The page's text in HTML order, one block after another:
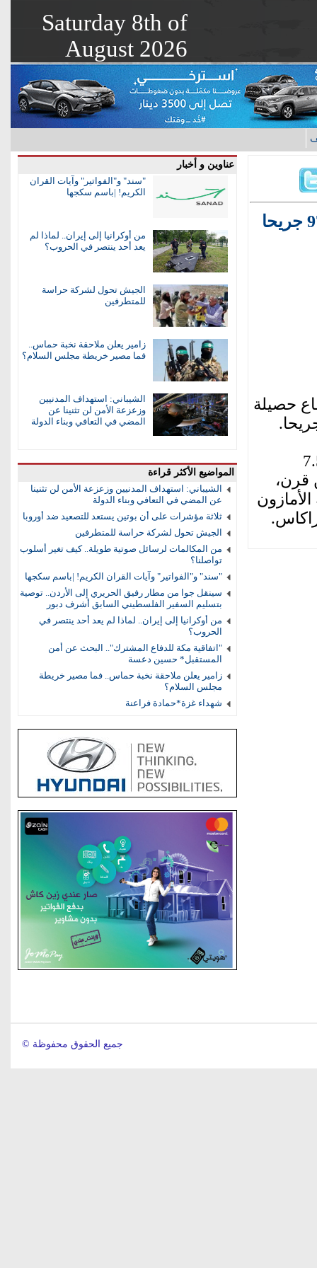
Saturday 8th of
August 2026
عناوين و أخبار
"سند" و"الفواتير" وآيات القران
الكريم! |باسم سكجها
من أوكرانيا إلى إيران.. لماذا لم
يعد أحد ينتصر في الحروب؟
الجيش تحول لشركة حراسة
للمتطرفين
زامير يعلن ملاحقة نخبة حماس..
فما مصير خريطة مجلس السلام؟
الشيباني: استهداف المدنيين
وزعزعة الأمن لن تثنينا عن
المضي في التعافي وبناء الدولة
المواضيع الأكثر قراءة
الشيباني: استهداف المدنيين وزعزعة الأمن لن تثنينا
عن المضي في التعافي وبناء الدولة
ثلاثة مؤشرات على أن بوتين يستعد للتصعيد ضد أوروبا
الجيش تحول لشركة حراسة للمتطرفين
من المكالمات لرسائل صوتية طويلة.. كيف تغير أسلوب
تواصلنا؟
"سند" و"الفواتير" وآيات القران الكريم! |باسم سكجها
سينقل جوا من مطار رفيق الحريري إلى الأردن.. توصية
بتسليم السفير الفلسطيني السابق أشرف دبور
من أوكرانيا إلى إيران.. لماذا لم يعد أحد ينتصر في
الحروب؟
"اتفاقية مكة للدفاع المشترك".. البحث عن أمن
المستقبل* حسين دعسة
زامير يعلن ملاحقة نخبة حماس.. فما مصير خريطة
مجلس السلام؟
شهداء غزة*حمادة فراعنة
حصيلة
الأربعاء، بقوتي 7.2 و7.5
قرن،
كراكاس.
© جميع الحقوق محفوظة